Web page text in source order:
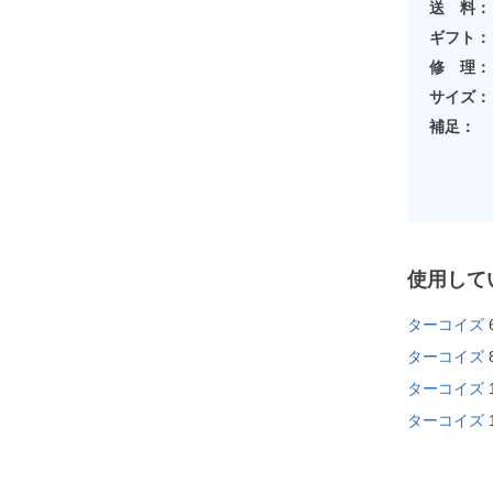
送 料：
ギフト：
修 理：
サイズ：
補足：
使用して
ターコイズ
ターコイズ
ターコイズ
ターコイズ